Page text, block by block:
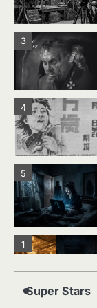
4
5
1
2
Super Stars